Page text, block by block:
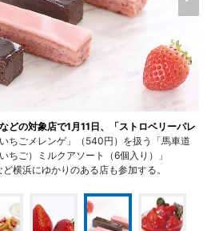
どの対象店で1月11日、「ストロベリーパレ
ちごメレンゲ」（540円）を扱う「馬車道
ちご）ミルクアソート（6個入り）」
横浜にゆかりのある店も参加する。